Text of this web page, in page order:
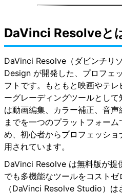
DaVinci Resolveと
DaVinci Resolve（ダビンチリゾ
Design が開発した、プロフェ
フトです。もともと映画やテ
ーグレーディングツールとし
は動画編集、カラー補正、音
までを一つのプラットフォー
め、初心者からプロフェッシ
用されています。
DaVinci Resolve は無料版が提
でも多機能なツールをコスト
（DaVinci Resolve Studio）